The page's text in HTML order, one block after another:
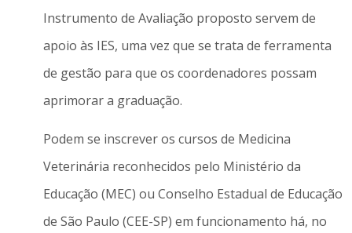
Instrumento de Avaliação proposto servem de
apoio às IES, uma vez que se trata de ferramenta
de gestão para que os coordenadores possam
aprimorar a graduação.
Podem se inscrever os cursos de Medicina
Veterinária reconhecidos pelo Ministério da
Educação (MEC) ou Conselho Estadual de Educação
de São Paulo (CEE-SP) em funcionamento há, no